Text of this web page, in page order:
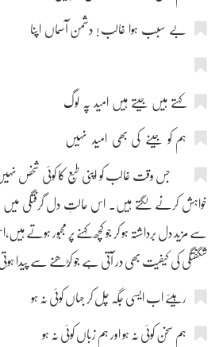
بے سبب ہوا غالب ! دشمن آسماں اپنا
کہتے ہیں جیتے ہیں امید پہ لوگ
ہم کو جینے کی بھی امید نہیں
جس وقت غالب کو اپنی طبع کا کوئی شخص نہیں
خواہش کرنے لگتے ہیں۔ اس حالتِ دل گرفتگی میں
سے مزید دل برداشتہ ہو کر جو کچھ کہنے پر مجبور
شگفتگی کی کیفیت بھی در آتی ہے جو کُڑھنے سے پیدا
رہیئے اب ایسی جگہ چل کر جہاں کوئی نہ ہو
ہم سخن کوئی نہ ہو اور ہم زباں کوئی نہ ہو